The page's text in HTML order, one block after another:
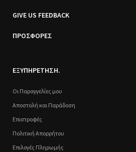
GIVE US FEEDBACK
ΠΡΟΣΦΟΡΕΣ
ΕΞΥΠΗΡΕΤΗΣΗ.
Οι Παραγγελίες μου
Αποστολή και Παράδοση
Επιστροφές
Πολιτική Απορρήτου
Επιλογές Πληρωμής